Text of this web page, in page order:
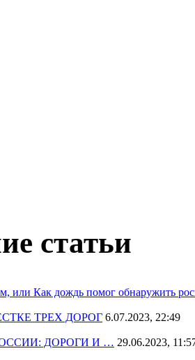
статьи
или Как дождь помог обнаружить
ТРЕХ ДОРОГ 6.07.2023, 22:49
ДОРОГИ И … 29.06.2023,